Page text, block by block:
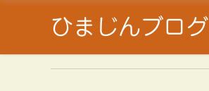
ひまじんブログ